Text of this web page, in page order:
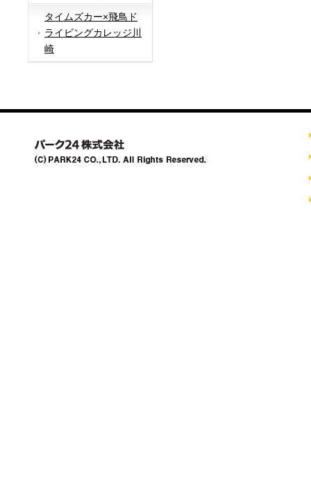
タイムズカー×飛鳥ド
ライビングカレッジ川
崎